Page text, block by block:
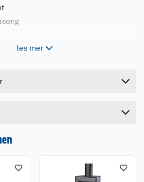
halvmåne utført i herdet
les mer
artikkelnummer